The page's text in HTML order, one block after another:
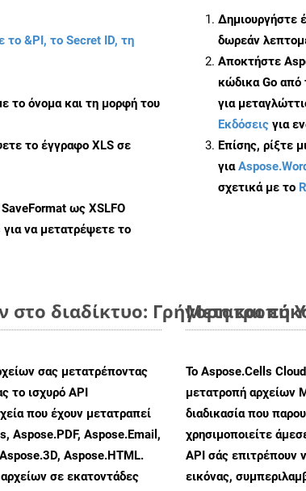
το &PI, το Secret ID, τη
το όνομα και τη μορφή του
το έγγραφο XLS σε
ως XSLFO
για να μετατρέψετε το
Δημιουργήστε
δωρεάν
Αποκτήστε
κώδικα Go από
για
Εκδόσεις για
Επίσης, ρίξτε
για
σχετικά με το
στο διαδίκτυο: Γρήγορη και
σας μετατρέποντας
το ισχυρό API
που έχουν μετατραπεί
Aspose.PDF, Aspose.Email,
Aspose.HTML.
σε εκατοντάδες
Μετατροπή
Το Aspose.Cells
μετατροπή αρχείων
διαδικασία που
χρησιμοποιείτε
API σάς επιτρέπουν
εικόνας,